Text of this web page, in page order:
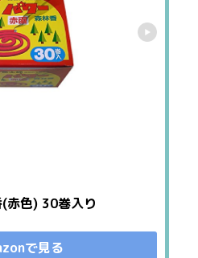
赤色) 30巻入り
で見る